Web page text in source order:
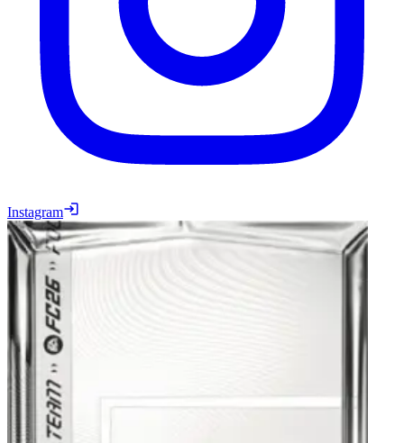
Instagram